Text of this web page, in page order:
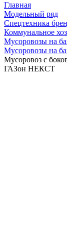
Главная
Модельный ряд
Спецтехника
Коммунальное
Мусоровозы на
Мусоровозы на
Мусоровоз с
ГАЗон НЕКСТ